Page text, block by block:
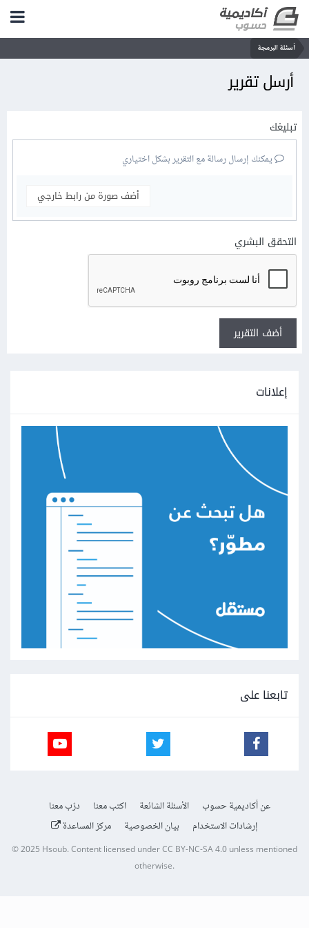
أسئلة البرمجة
أرسل تقرير
تبليغك
يمكنك إرسال رسالة مع التقرير بشكل اختياري
أضف صورة من رابط خارجي
التحقق البشري
أضف التقرير
إعلانات
تابعنا على
عن أكاديمية حسوب الأسئلة الشائعة اكتب معنا
درّب معنا
إرشادات الاستخدام
بيان الخصوصية مركز المساعدة
© 2025 Hsoub.Content licensed underCC BY-NC-SA 4.0unless mentioned
otherwise.